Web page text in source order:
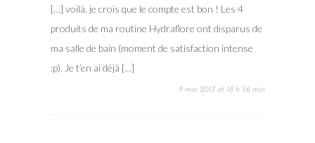
[…] voilà, je crois que le compte est bon ! Les 4
produits de ma routine Hydraflore ont disparus de
ma salle de bain (moment de satisfaction intense
:p). Je t’en ai déjà […]
9 mai 2017 at 18 h 56 min